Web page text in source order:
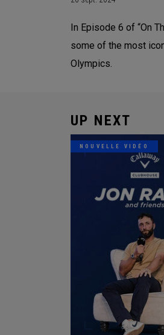
In Episode 6 of “On
some of the most
Olympics.
UP NEXT
NOUVELLE VIDÉO